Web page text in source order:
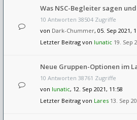
Was NSC-Begleiter sagen
10 Antworten 38504 Zugriffe
von Dark-Chummer, 05. Sep 2021,
Letzter Beitrag von lunatic 19. Sep
Neue Gruppen-Optionen im
10 Antworten 38761 Zugriffe
von lunatic, 12. Sep 2021, 11:58
Letzter Beitrag von Lares 13. Sep